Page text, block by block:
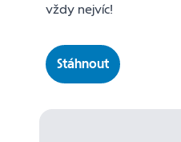
vždy nejvíc!
Stáhnout